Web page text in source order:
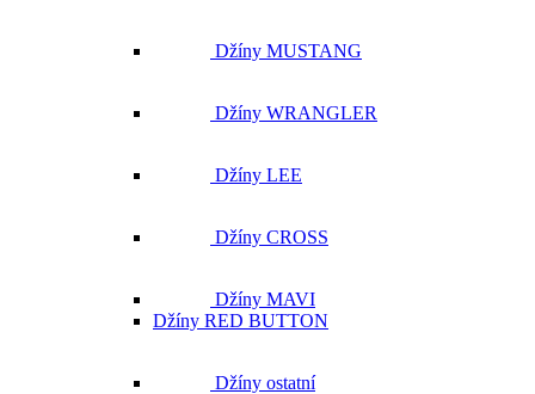
Džíny MUSTANG
Džíny WRANGLER
Džíny LEE
Džíny CROSS
Džíny MAVI
Džíny RED BUTTON
Džíny ostatní